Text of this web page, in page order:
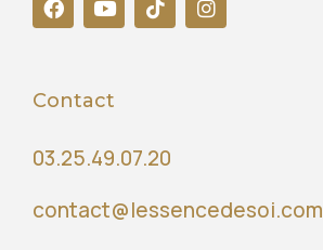
Contact
03.25.49.07.20
contact@lessencedesoi.com